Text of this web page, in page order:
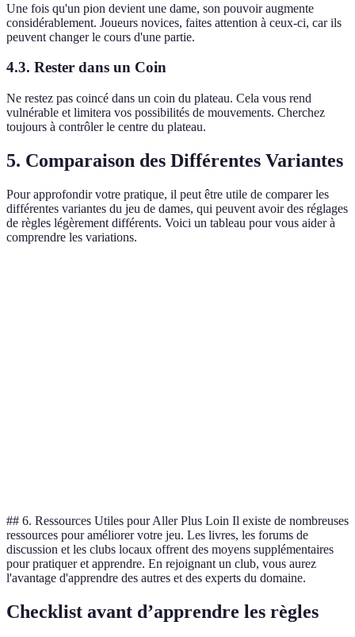
Une fois qu'un pion devient une dame, son pouvoir augmente
considérablement. Joueurs novices, faites attention à ceux-ci, car ils
peuvent changer le cours d'une partie.
4.3. Rester dans un Coin
Ne restez pas coincé dans un coin du plateau. Cela vous rend
vulnérable et limitera vos possibilités de mouvements. Cherchez
toujours à contrôler le centre du plateau.
5. Comparaison des Différentes Variantes
Pour approfondir votre pratique, il peut être utile de comparer les
différentes variantes du jeu de dames, qui peuvent avoir des réglages
de règles légèrement différents. Voici un tableau pour vous aider à
comprendre les variations.
## 6. Ressources Utiles pour Aller Plus Loin Il existe de nombreuses
ressources pour améliorer votre jeu. Les livres, les forums de
discussion et les clubs locaux offrent des moyens supplémentaires
pour pratiquer et apprendre. En rejoignant un club, vous aurez
l'avantage d'apprendre des autres et des experts du domaine.
Checklist avant d’apprendre les règles